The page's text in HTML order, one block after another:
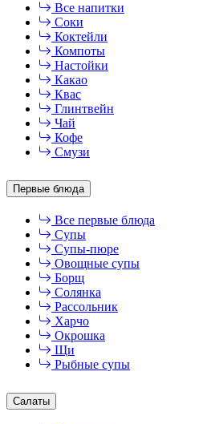
Все напитки
Соки
Коктейли
Компоты
Настойки
Какао
Квас
Глинтвейн
Чай
Кофе
Смузи
Первые блюда
Все первые блюда
Супы
Супы-пюре
Овощные супы
Борщ
Солянка
Рассольник
Харчо
Окрошка
Щи
Рыбные супы
Салаты